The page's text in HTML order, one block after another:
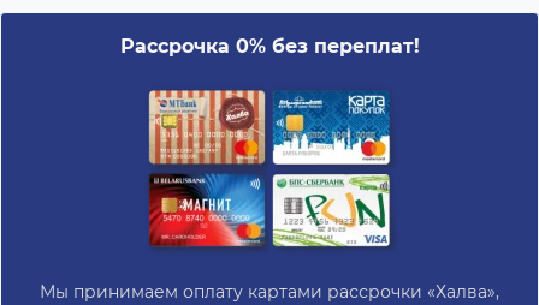
Рассрочка 0% без переплат!
Мы принимаем оплату картами рассрочки «Халва»,